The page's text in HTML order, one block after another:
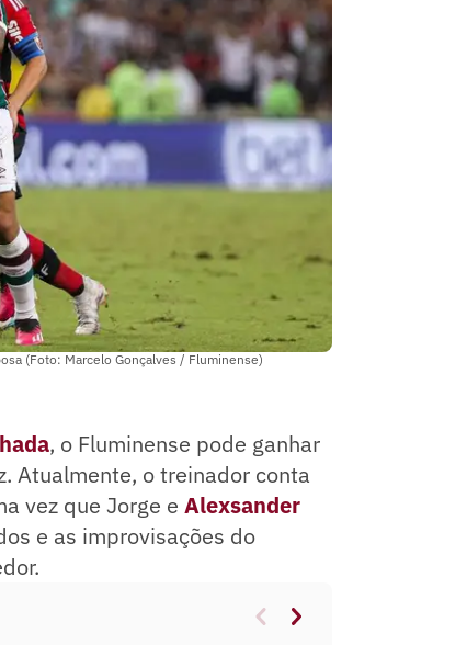
(Foto: Marcelo Gonçalves / Fluminense)
, o Fluminense pode ganhar
Atualmente, o treinador conta
vez que Jorge e Alexsander
e as improvisações do